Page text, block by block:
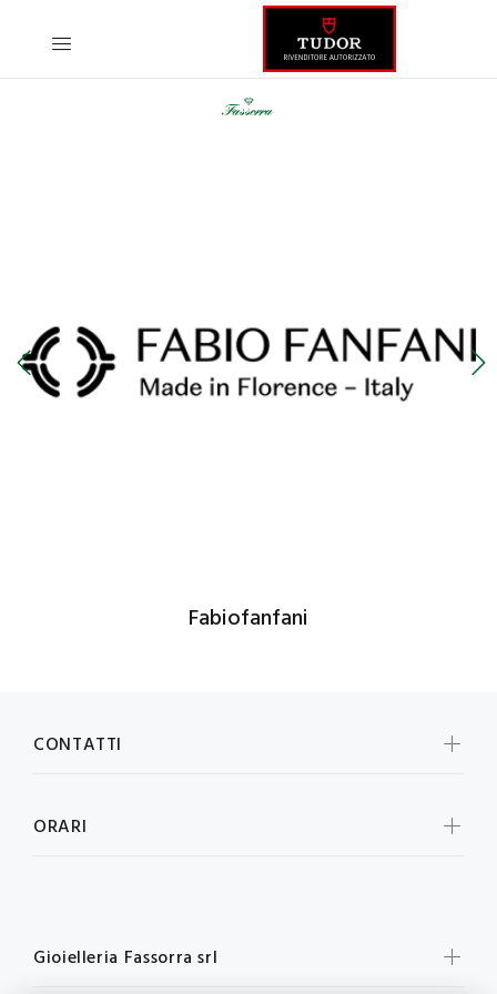
Fabiofanfani
CONTATTI
ORARI
Gioielleria Fassorra srl